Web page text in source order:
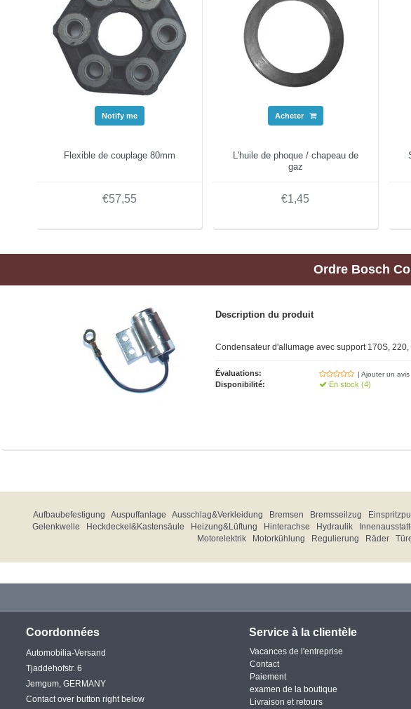
Notify me
Flexible de couplage 80mm
€57,55
Acheter
L'huile de phoque / chapeau de
gaz
€1,45
Ordre Bosch
Description du produit
Condensateur d'allumage avec support 170S,
Évaluations: | Ajouter un avis
Disponibilité: En stock (4)
Aufbaubefestigung Auspuffanlage Ausschlag&Verkleidung Bremsen Bremsseilzug
Gelenkwelle
Heckdeckel&Kastensäule Heizung&Lüftung Hinterachse Hydraulik
Motorelektrik
Motorkühlung Regulierung Räder
Coordonnées
Automobilia-Versand
Tjaddehofstr. 6
Jemgum, GERMANY
Contact over button right below
Service à la clientèle
Vacances de l'entreprise
Contact
Paiement
examen de la boutique
Livraison et retours